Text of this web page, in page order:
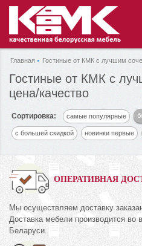
Главная Гостиные от КМК с лучшим
Гостиные от КМК с
цена/качество
Сортировка: самые популярные
с большей скидкой новинки первые
ОПЕРАТИВНАЯ
Мы осуществляем доставку
Доставка мебели производится во
Беларуси.